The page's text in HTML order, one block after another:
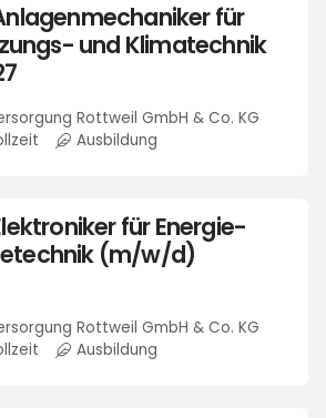
für
und Klimatechnik
Rottweil GmbH & Co. KG
Ausbildung
für Energie-
(m/w/d)
Rottweil GmbH & Co. KG
Ausbildung